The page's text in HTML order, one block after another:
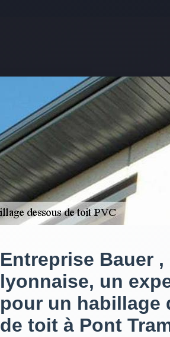
Entreprise Bauer
lyonnaise, un
pour un habillage
de toit à Pont